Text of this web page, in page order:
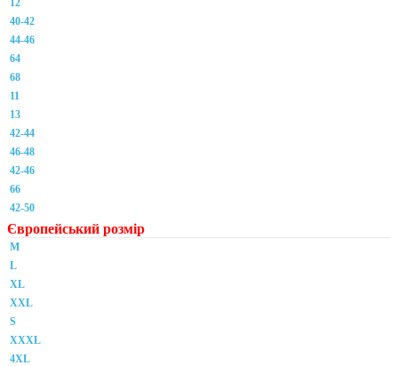
12
40-42
44-46
64
68
11
13
42-44
46-48
42-46
66
42-50
Європейський розмір
M
L
XL
XXL
S
XXXL
4XL